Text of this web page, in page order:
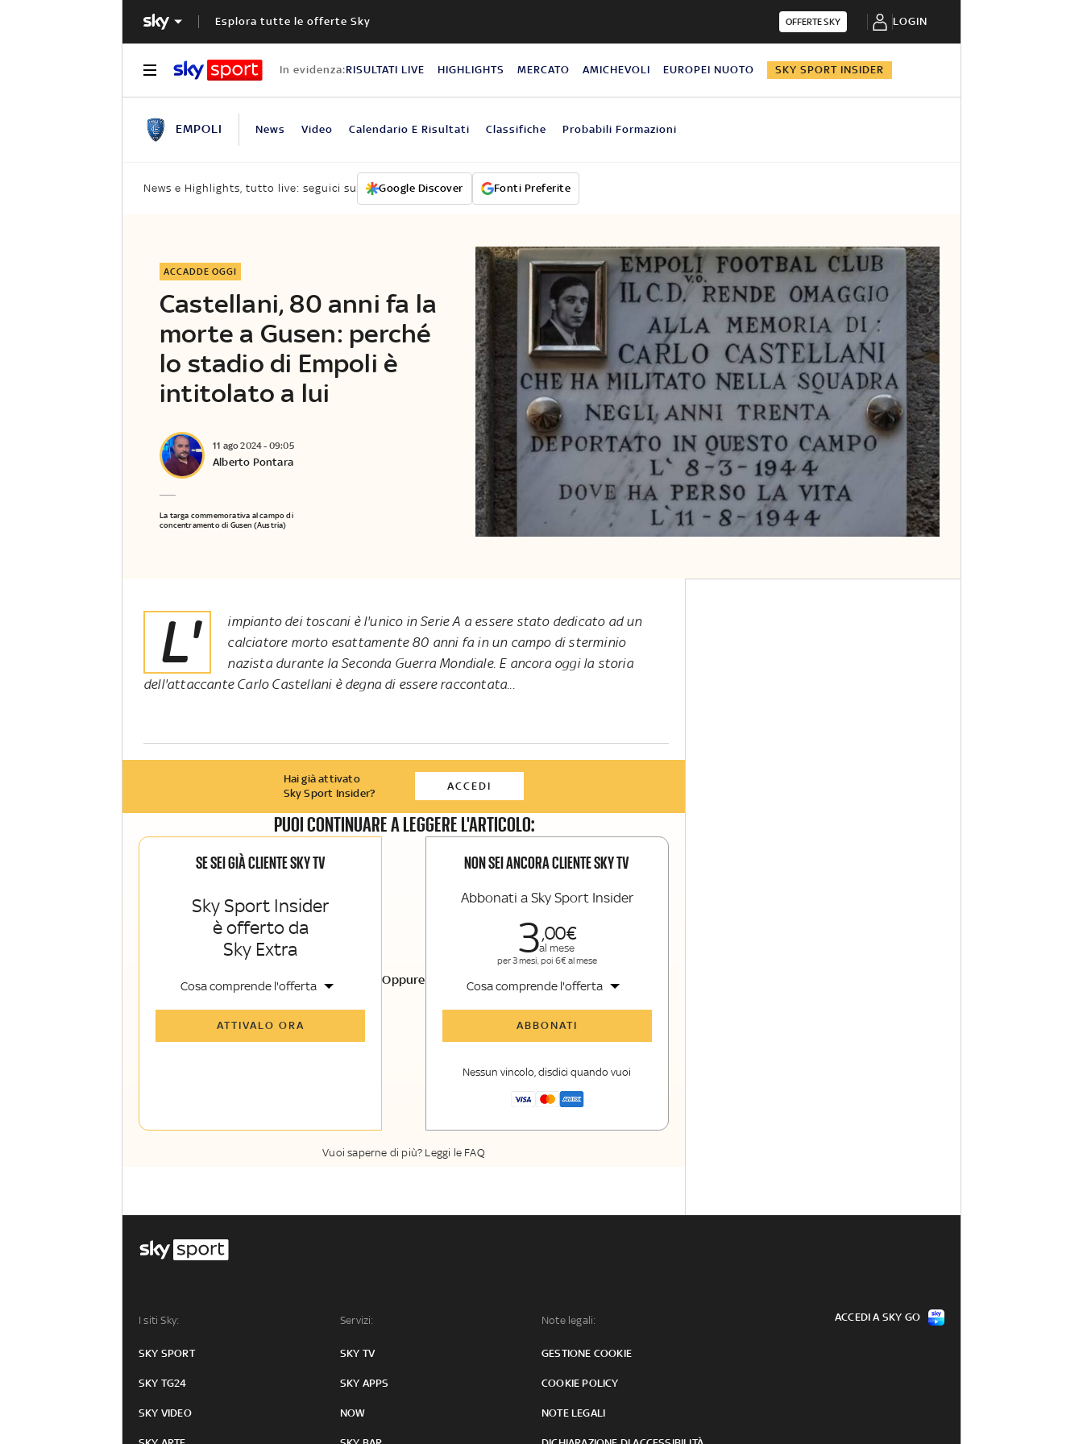
Esplora tutte le offerte Sky OFFERTE SKY LOGIN
In evidenza:RISULTATI LIVE HIGHLIGHTS MERCATO AMICHEVOLI EUROPEI NUOTO SKY SPORT INSIDER
EMPOLI News Video Calendario E Risultati Classifiche Probabili Formazioni
News e Highlights, tutto live: seguici su Google Discover Fonti Preferite
Castellani, 80 anni fa la
morte a Gusen: perché
lo stadio di Empoli è
intitolato a lui
ACCADDE OGGI
11 ago 2024 - 09:05
Alberto Pontara
La targa commemorativa al campo di
concentramento di Gusen (Austria)
L'
impianto dei toscani è l'unico in Serie A a essere stato dedicato ad un
calciatore morto esattamente 80 anni fa in un campo di sterminio
nazista durante la Seconda Guerra Mondiale. E ancora oggi la storia
dell'attaccante Carlo Castellani è degna di essere raccontata...
Hai già attivato
Sky Sport Insider?
ACCEDI
PUOI CONTINUARE A LEGGERE L'ARTICOLO:
SE SEI GIÀ CLIENTE SKY TV
Sky Sport Insider
è offerto da
Sky Extra
Cosa comprende l'offerta
Sky TG24 Insider
ATTIVALO ORA
Oppure
NON SEI ANCORA CLIENTE SKY TV
Abbonati a Sky Sport Insider
300
al mese
per 3 mesi, poi 6€ al mese
Cosa comprende l'offerta
Sport
La newsletter esclusiva di Sky Sport
ABBONATI
Nessun vincolo, disdici quando vuoi
Vuoi saperne di più? Leggi le FAQ
I siti Sky:
SKY SPORT
SKY TG24
SKY VIDEO
Servizi:
SKY TV
SKY APPS
NOW
Note legali:
GESTIONE COOKIE
COOKIE POLICY
NOTE LEGALI
ACCEDI A SKY GO